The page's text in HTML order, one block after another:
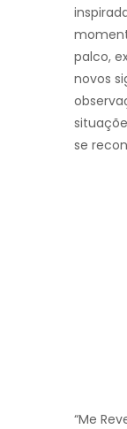
palco,
novos
se
“Me